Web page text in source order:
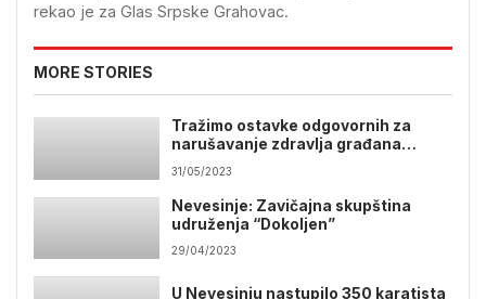
rekao je za Glas Srpske Grahovac.
MORE STORIES
Tražimo ostavke odgovornih za
narušavanje zdravlja građana
Nevesinja
31/05/2023
Nevesinje: Zavičajna skupština
udruženja “Dokoljen”
29/04/2023
U Nevesinju nastupilo 350 karatista